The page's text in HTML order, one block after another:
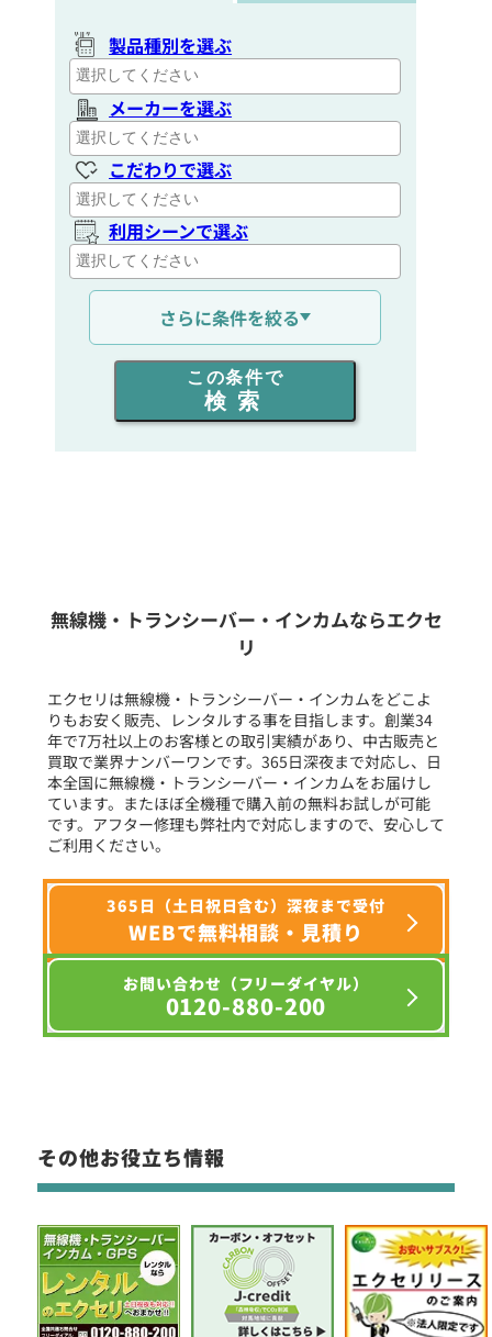
製品種別を選ぶ
メーカーを選ぶ
こだわりで選ぶ
利用シーンで選ぶ
通信距離を選ぶ
出力を選ぶ
同時通話人数を選ぶ
フリーワード入力(製品名等)
選択条件をリセット
さらに条件を絞る
この条件で
検索
無線機・トランシーバー・インカムならエクセ
リ
エクセリは無線機・トランシーバー・インカムをどこよ
りもお安く販売、レンタルする事を目指します。創業34
年で7万社以上のお客様との取引実績があり、中古販売と
買取で業界ナンバーワンです。365日深夜まで対応し、日
本全国に無線機・トランシーバー・インカムをお届けし
ています。またほぼ全機種で購入前の無料お試しが可能
です。アフター修理も弊社内で対応しますので、安心して
ご利用ください。
365日（土日祝日含む）深夜まで受付
WEBで無料相談・見積り
お問い合わせ（フリーダイヤル）
0120-880-200
その他お役立ち情報